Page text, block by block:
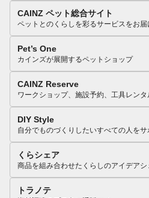
CAINZ ペット総合サイト
ペットとのくらしを彩るサービスをお届
Pet’s One
カインズが展開するペットショップ
CAINZ Reserve
ワークショップ、施設予約、工具レンタ
DIY Style
自分でものづくりしたいすべての人をサ
くらシェア
商品を組み合わせたくらしのアイデアシ
トラノテ